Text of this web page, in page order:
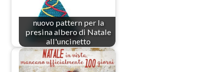
nuovo pattern per la
presina albero di Natale
all'uncinetto